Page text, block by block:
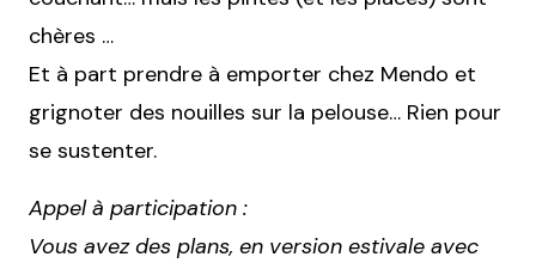
chères …
Et à part prendre à emporter chez Mendo et
grignoter des nouilles sur la pelouse… Rien pour
se sustenter.
Appel à participation :
Vous avez des plans, en version estivale avec